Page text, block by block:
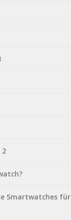
2
Smartwatches für